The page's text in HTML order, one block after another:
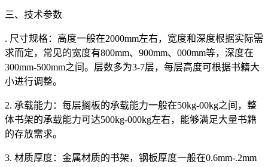
三、技术参数
. 尺寸规格：高度一般在2000mm左右，宽度和深度根据实际需
求而定，常见的宽度有800mm、900mm、000mm等，深度在
300mm-500mm之间。层数多为3-7层，每层高度可根据书籍大
小进行调整。
2. 承载能力：每层搁板的承载能力一般在50kg-00kg之间，整
体书架的承载能力可达500kg-000kg左右，能够满足大量书籍
的存放需求。
3. 材质厚度：金属材质的书架，钢板厚度一般在0.6mm-.2mm